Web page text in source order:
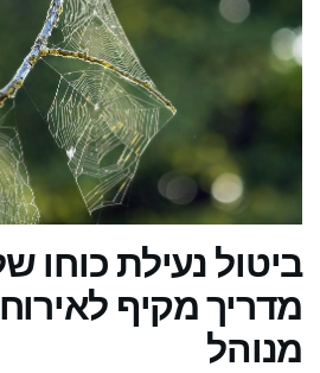
ביטול נעילת כוחו
מדריך מקיף
מנוהל